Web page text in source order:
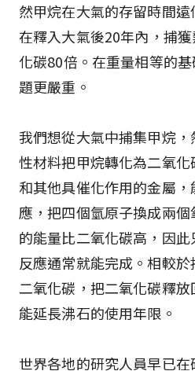
然甲烷在大氣的存留時間
在釋入大氣後20年內，捕
化碳80倍。在重量相等的
題更嚴重。
我們想從大氣中捕集甲烷
性材料把甲烷轉化為二氧
和其他具催化作用的金屬
應，把四個氫原子換成兩
的能量比二氧化碳高，因此
反應通常就能完成。相較
二氧化碳，把二氧化碳釋
能延長沸石的使用年限。
世界各地的研究人員早已